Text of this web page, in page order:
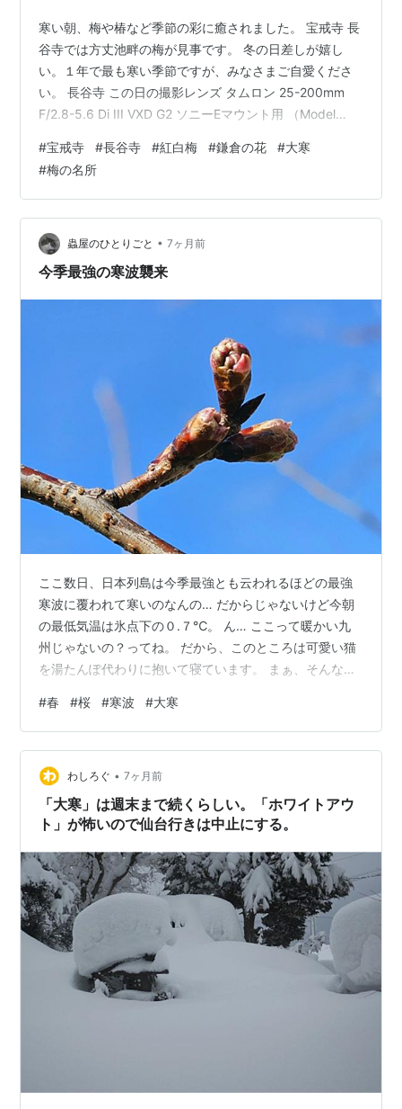
寒い朝、梅や椿など季節の彩に癒されました。 宝戒寺 長
谷寺では方丈池畔の梅が見事です。 冬の日差しが嬉し
い。１年で最も寒い季節ですが、みなさまご自愛くださ
い。 長谷寺 この日の撮影レンズ タムロン 25-200mm
F/2.8-5.6 Di III VXD G2 ソニーEマウント用 （Model
写真日記 仲間と運営中のFacebookページ 【みんなの“鎌
倉への付箋”】もご覧下さい。 ランキング参加中写真・カ
メラ ランキング参加中デジイチ（デジタル一眼レフ・ミ
ラーレス一眼）
#宝戒寺 #長谷寺 #紅白梅 #鎌倉の花 #大寒
#梅の名所
蟲屋のひとりごと • 7ヶ月前
今季最強の寒波襲来
ここ数日、日本列島は今季最強とも云われるほどの最強
寒波に覆われて寒いのなんの… だからじゃないけど今朝
の最低気温は氷点下の０.７℃。 ん… ここって暖かい九
州じゃないの？ってね。 だから、このところは可愛い猫
を湯たんぽ代わりに抱いて寝ています。 まぁ、そんな寒
が膨らんできましたよ。 なーんて言っても早咲きの緋寒
桜なんだけど、それでも暖かい春は近くまで来てるみた
いですね。
#春 #桜 #寒波 #大寒
わしろぐ • 7ヶ月前
「大寒」は週末まで続くらしい。「ホワイトアウ
ト」が怖いので仙台行きは中止にする。